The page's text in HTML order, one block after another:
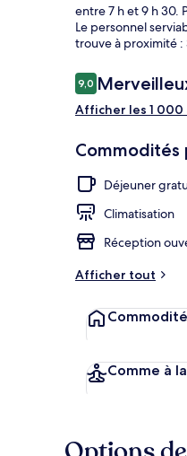
entre 7 h et 9 h 30.
Le personnel
trouve à proximité :
Avis
9,09,0 sur 10 –
Afficher les 1 000
Commodités
Déjeuner
Climatisation
Réception
Afficher tout
Comme à